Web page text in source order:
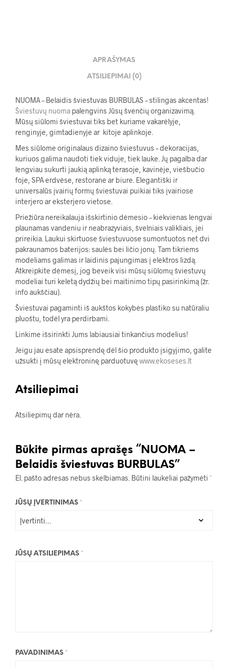
APRAŠYMAS
ATSILIEPIMAI (0)
NUOMA – Belaidis šviestuvas BURBULAS – stilingas akcentas!
Šviestuvų nuoma palengvins Jūsų švenčių organizavimą.
Mūsų siūlomi šviestuvai tiks bet kuriame vakarėlyje,
renginyje, gimtadienyje ar kitoje aplinkoje.
Mes siūlome originalaus dizaino šviestuvus – dekoracijas,
kuriuos galima naudoti tiek viduje, tiek lauke. Jų pagalba dar
lengviau sukurti jaukią aplinką terasoje, kavinėje, viešbučio
foje, SPA erdvėse, restorane ar biure. Elegantiški ir
universalūs įvairių formų šviestuvai puikiai tiks įvairiose
interjero ar eksterjero vietose.
Priežiūra nereikalauja išskirtinio dėmesio – kiekvienas lengvai
plaunamas vandeniu ir neabrazyviais, švelniais valikliais, jei
prireikia. Laukui skirtuose šviestuvuose sumontuotos net dvi
pakraunamos baterijos: saulės bei ličio jonų. Tam tikriems
modeliams galimas ir laidinis pajungimas į elektros lizdą.
Atkreipkite dėmesį, jog beveik visi mūsų siūlomų šviestuvų
modeliai turi keletą dydžių bei maitinimo tipų pasirinkimą (žr.
info aukščiau).
Šviestuvai pagaminti iš aukštos kokybės plastiko su natūraliu
pluoštu, todėl yra perdirbami.
Linkime išsirinkti Jums labiausiai tinkančius modelius!
Jeigu jau esate apsisprendę dėl šio produkto įsigyjimo, galite
užsukti į mūsų elektroninę parduotuvę www.ekoseses.lt
Atsiliepimai
Atsiliepimų dar nėra.
Būkite pirmas aprašęs “NUOMA –
Belaidis šviestuvas BURBULAS”
El. pašto adresas nebus skelbiamas. Būtini laukeliai pažymėti *
JŪSŲ ĮVERTINIMAS *
JŪSŲ ATSILIEPIMAS *
PAVADINIMAS *